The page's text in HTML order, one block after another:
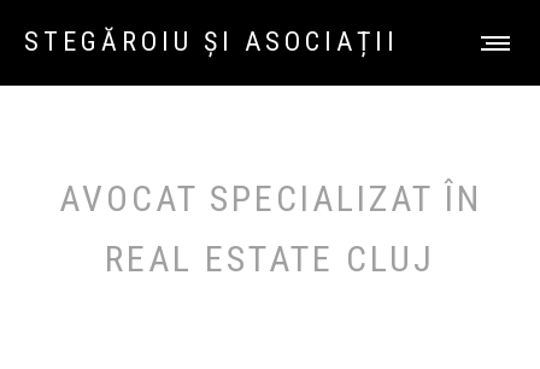
STEGĂROIU ȘI ASOCIAȚII
AVOCAT SPECIALIZAT ÎN
REAL ESTATE CLUJ